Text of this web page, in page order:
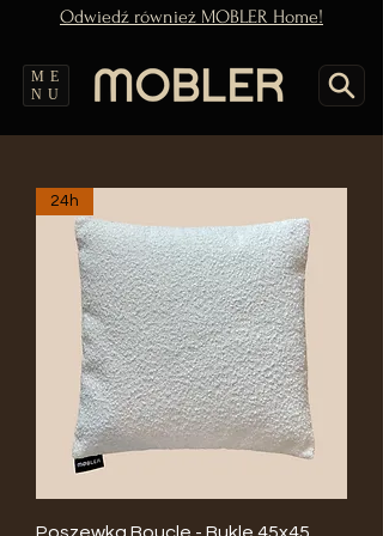
ME
NU
Odwiedź również MOBLER Home!
24h